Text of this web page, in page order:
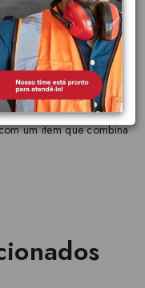
durabilidade e
um item que combina